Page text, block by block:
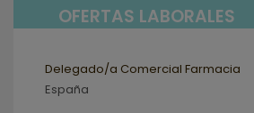
OFERTAS LABORALES
Delegado/a Comercial Farmacia
España